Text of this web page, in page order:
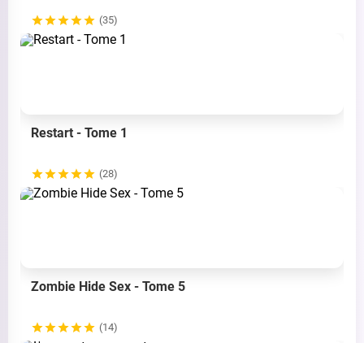
(35)
Restart - Tome 1
(28)
Zombie Hide Sex - Tome 5
(14)